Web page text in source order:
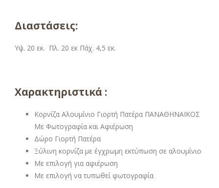
Διαστάσεις:
Υψ. 20 εκ. Πλ. 20 εκ Πάχ. 4,5 εκ.
Χαρακτηριστικά :
Κορνίζα Αλουμίνιο Γιορτή Πατέρα ΠΑΝΑΘΗΝΑΪΚΟΣ
Με Φωτογραφία και Αφιέρωση
Δώρο Γιορτή Πατέρα
Ξύλινη κορνίζα με έγχρωμη εκτύπωση σε αλουμίνιο
Με επιλογή για αφιέρωση
Με επιλογή να τυπωθεί φωτογραφία